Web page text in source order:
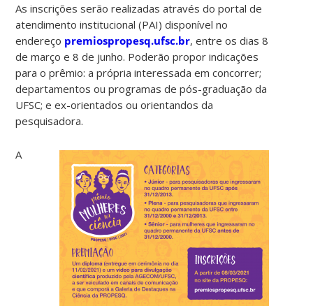
As inscrições serão realizadas através do portal de
atendimento institucional (PAI) disponível no
endereço premiospropesq.ufsc.br, entre os dias 8
de março e 8 de junho. Poderão propor indicações
para o prêmio: a própria interessada em concorrer;
departamentos ou programas de pós-graduação da
UFSC; e ex-orientados ou orientandos da
pesquisadora.
A